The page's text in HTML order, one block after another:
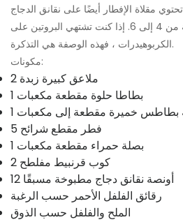
مقلاة الإفطار أيضًا على نقانق الدجاج
، وتخدم الوجبة الصديقة للبيئة من 4 إلى 6. إذا كنت تشتهي البروتين على
الكربوهيدرات ، فهذه الوصفة هي التذكرة.
مكونات:
2 ملاعق كبيرة زبدة
1 بطاطا حلوة مقطعة مكعبات
بطاطس خميرة مقطعة إلى مكعبات
5 فطر مقطع شرائح
1 بصلة حمراء مقطعة مكعبات
2 كوب قرنبيط مفلطح
12 أونصة نقانق دجاج مطبوخة مسبقًا
رقائق الفلفل الأحمر حسب الرغبة
الملح والفلفل حسب الذوق